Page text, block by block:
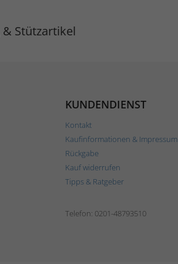
Stützartikel
KUNDENDIENST
Kontakt
Kaufinformationen & Impressum
Rückgabe
Kauf widerrufen
Tipps & Ratgeber
Telefon: 0201-48793510